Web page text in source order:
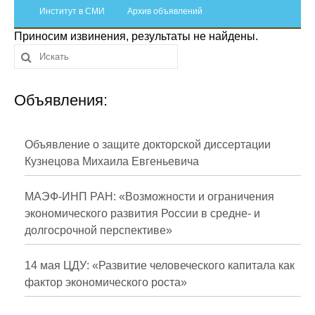
Отчетность
Противодействие коррупции
Материалы для СМИ
Публикации
Научная жизнь
Проблемы прогнозирования
О журнале
Номера журналов
Институт в СМИ Архив объявлений
Приносим извинения, результаты не найдены.
Объявления:
Объявление о защите докторской диссертации
Кузнецова Михаила Евгеньевича
МАЭФ-ИНП РАН: «Возможности и ограничения
экономического развития России в средне- и
долгосрочной перспективе»
14 мая ЦДУ: «Развитие человеческого капитала как
фактор экономического роста»